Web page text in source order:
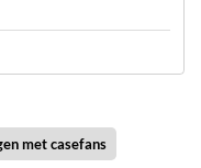
met casefans